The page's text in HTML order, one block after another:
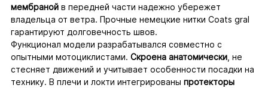
мембранойв передней части надежно убережет
владельца от ветра. Прочные немецкие нитки Coats gral
гарантируют долговечность швов.
Функционал модели разрабатывался совместно с
опытными мотоциклистами. Скроена анатомически, не
стесняет движений и учитывает особенности посадки на
технику. В плечи и локти интегрированы протекторы